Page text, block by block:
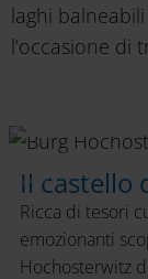
laghi
l’occasione di
Hochosterwitz
Castle
Il castello
Ricca di tesori
emozionanti
Hochosterwitz